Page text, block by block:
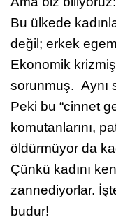
Bu ülkede
değil; erkek
Ekonomik
sorunmuş. Aynı
Peki bu “cinnet
komutanlarını,
öldürmüyor da
Çünkü kadını
zannediyorlar.
budur!